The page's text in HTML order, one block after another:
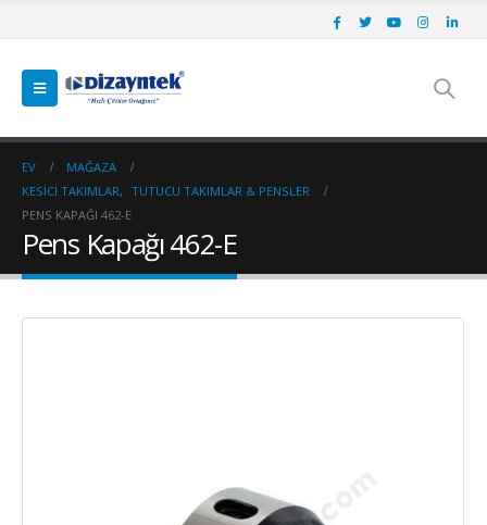
EV
MAĞAZA
KESICI TAKIMLAR, TUTUCU TAKIMLAR & PENSLER
PENS KAPAĞI 462-E
Pens Kapağı 462-E